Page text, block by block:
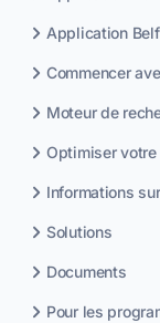
Application
Commencer
Moteur de
Optimiser
Informations
Solutions
Documents
Pour les